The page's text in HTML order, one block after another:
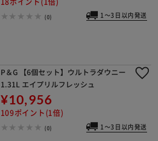
(0) 1～3日以内発送
P＆G 【6個セット】ウルトラダウニー
1.31L エイプリルフレッシュ
¥10,956
109ポイント(1倍)
(0) 1～3日以内発送